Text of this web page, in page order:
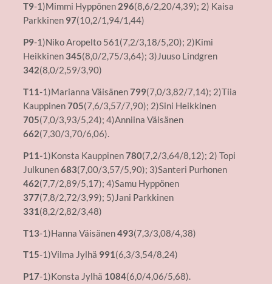
T9-1)Mimmi Hyppönen 296(8,6/2,20/4,39); 2) Kaisa
Parkkinen 97(10,2/1,94/1,44)
P9-1)Niko Aropelto 561(7,2/3,18/5,20); 2)Kimi
Heikkinen 345(8,0/2,75/3,64); 3)Juuso Lindgren
342(8,0/2,59/3,90)
T11-1)Marianna Väisänen799(7,0/3,82/7,14); 2)Tiia
Kauppinen705(7,6/3,57/7,90); 2)Sini Heikkinen
705(7,0/3,93/5,24); 4)Anniina Väisänen
662(7,30/3,70/6,06).
P11-1)Konsta Kauppinen780(7,2/3,64/8,12); 2) Topi
Julkunen683(7,00/3,57/5,90); 3)Santeri Purhonen
462(7,7/2,89/5,17); 4)Samu Hyppönen
377(7,8/2,72/3,99); 5)Jani Parkkinen
331(8,2/2,82/3,48)
T13-1)Hanna Väisänen493(7,3/3,08/4,38)
T15-1)Vilma Jylhä 991(6,3/3,54/8,24)
P17-1)Konsta Jylhä 1084(6,0/4,06/5,68).